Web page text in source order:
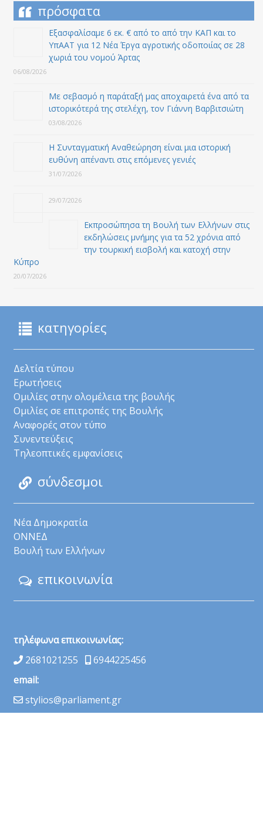
πρόσφατα
Εξασφαλίσαμε 6 εκ. € από το από την ΚΑΠ και το
ΥπΑΑΤ για 12 Nέα Έργα αγροτικής οδοποιίας σε 28
χωριά του νομού Άρτας
06/08/2026
Με σεβασμό η παράταξή μας αποχαιρετά ένα από τα
ιστορικότερά της στελέχη, τον Γιάννη Βαρβιτσιώτη
03/08/2026
Η Συνταγματική Αναθεώρηση είναι μια ιστορική
ευθύνη απέναντι στις επόμενες γενιές
31/07/2026
29/07/2026
Εκπροσώπησα τη Βουλή των Ελλήνων στις
εκδηλώσεις μνήμης για τα 52 χρόνια από
την τουρκική εισβολή και κατοχή στην
Κύπρο
20/07/2026
κατηγορίες
Δελτία τύπου
Ερωτήσεις
Ομιλίες στην ολομέλεια της βουλής
Ομιλίες σε επιτροπές της Βουλής
Αναφορές στον τύπο
Συνεντεύξεις
Τηλεοπτικές εμφανίσεις
σύνδεσμοι
Νέα Δημοκρατία
ΟΝΝΕΔ
Βουλή των Ελλήνων
επικοινωνία
τηλέφωνα επικοινωνίας:
2681021255
6944225456
email:
stylios@parliament.gr